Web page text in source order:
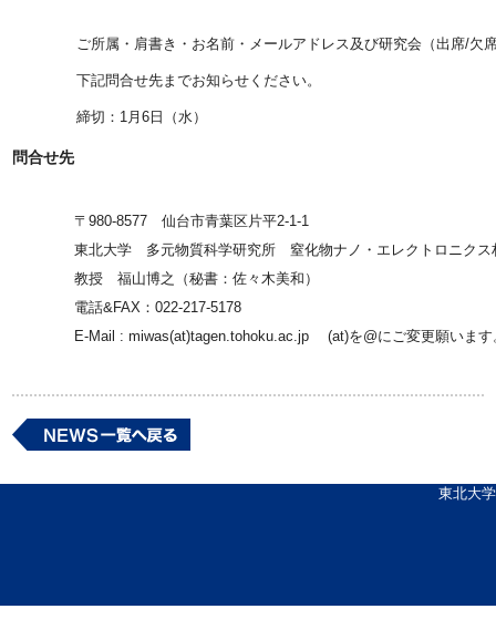
ご所属・肩書き・お名前・メールアドレス及び研究会（出席/欠
下記問合せ先までお知らせください。
締切：1月6日（水）
問合せ先
〒980-8577 仙台市青葉区片平2-1-1
東北大学 多元物質科学研究所 窒化物ナノ・エレクトロニクス
教授 福山博之（秘書：佐々木美和）
電話&FAX：022-217-5178
E-Mail : miwas(at)tagen.tohoku.ac.jp (at)を@にご変更願います
東北大